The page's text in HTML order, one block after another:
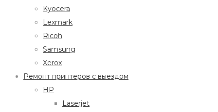
Kyocera
Lexmark
Ricoh
Samsung
Xerox
Ремонт принтеров с выездом
HP
Laserjet